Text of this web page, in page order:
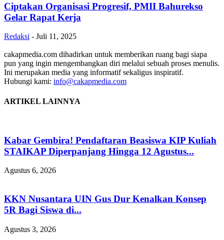
Ciptakan Organisasi Progresif, PMII Bahurekso
Gelar Rapat Kerja
Redaksi - Juli 11, 2025
cakapmedia.com dihadirkan untuk memberikan ruang bagi siapa
pun yang ingin mengembangkan diri melalui sebuah proses menulis.
Ini merupakan media yang informatif sekaligus inspiratif.
Hubungi kami: info@cakapmedia.com
ARTIKEL LAINNYA
Kabar Gembira! Pendaftaran Beasiswa KIP Kuliah
STAIKAP Diperpanjang Hingga 12 Agustus...
Agustus 6, 2026
KKN Nusantara UIN Gus Dur Kenalkan Konsep
5R Bagi Siswa di...
Agustus 3, 2026